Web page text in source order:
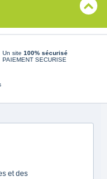
Un site 100% sécurisé
PAIEMENT SECURISE
et des